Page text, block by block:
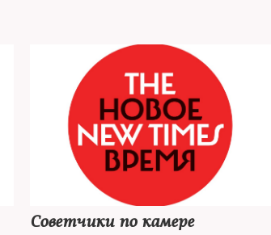
Советчики по камере